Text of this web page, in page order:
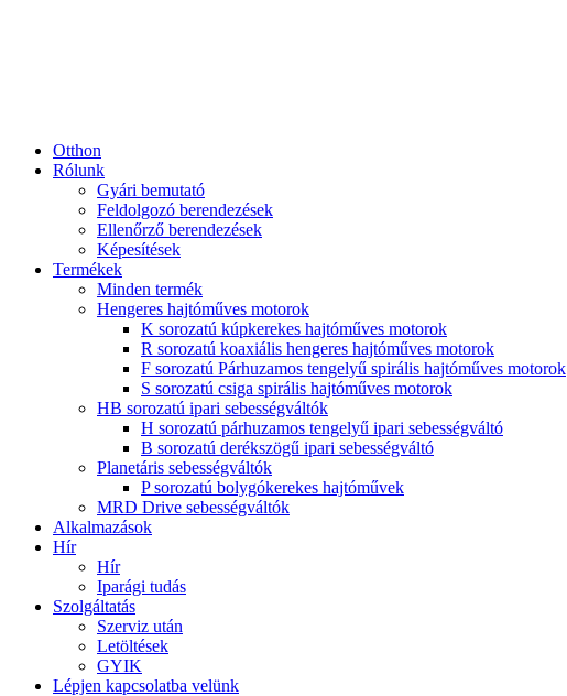
Otthon
Rólunk
Gyári bemutató
Feldolgozó berendezések
Ellenőrző berendezések
Képesítések
Termékek
Minden termék
Hengeres hajtóműves motorok
K sorozatú kúpkerekes hajtóműves motorok
R sorozatú koaxiális hengeres hajtóműves motorok
F sorozatú Párhuzamos tengelyű spirális hajtóműves motorok
S sorozatú csiga spirális hajtóműves motorok
HB sorozatú ipari sebességváltók
H sorozatú párhuzamos tengelyű ipari sebességváltó
B sorozatú derékszögű ipari sebességváltó
Planetáris sebességváltók
P sorozatú bolygókerekes hajtóművek
MRD Drive sebességváltók
Alkalmazások
Hír
Hír
Iparági tudás
Szolgáltatás
Szerviz után
Letöltések
GYIK
Lépjen kapcsolatba velünk